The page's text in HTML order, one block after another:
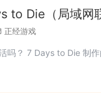
to Die（局域网
正经游戏
吗？ 7 Days to Die 制